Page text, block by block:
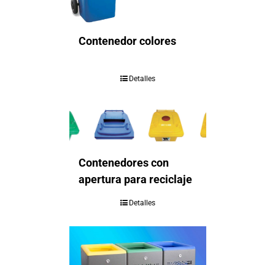
Contenedor colores
Detalles
Contenedores con
apertura para reciclaje
Detalles